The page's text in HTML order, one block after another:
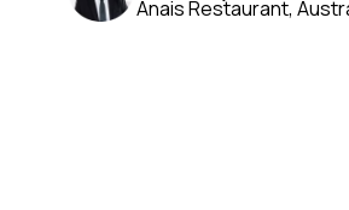
Anais Restaurant,